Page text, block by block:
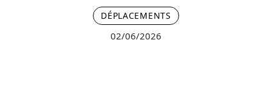
DÉPLACEMENTS
02/06/2026